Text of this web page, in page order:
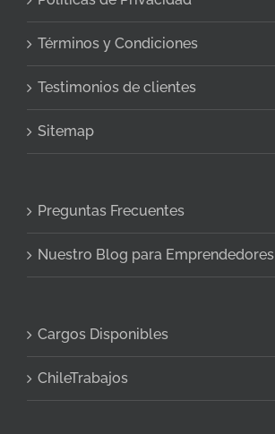
Términos y Condiciones
Testimonios de clientes
Sitemap
Preguntas Frecuentes
Nuestro Blog para Emprendedores
Cargos Disponibles
ChileTrabajos